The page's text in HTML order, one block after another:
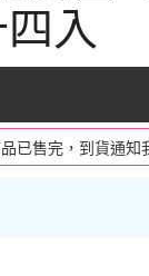
入
已售完，到貨通知